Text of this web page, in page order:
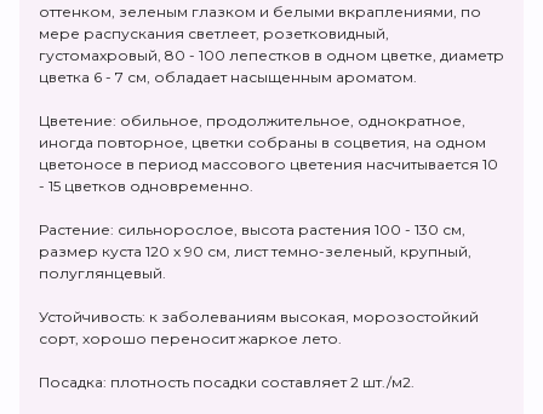
оттенком, зеленым глазком и белыми вкраплениями, по
мере распускания светлеет, розетковидный,
густомахровый, 80 - 100 лепестков в одном цветке, диаметр
цветка 6 - 7 см, обладает насыщенным ароматом.
Цветение: обильное, продолжительное, однократное,
иногда повторное, цветки собраны в соцветия, на одном
цветоносе в период массового цветения насчитывается 10
- 15 цветков одновременно.
Растение: сильнорослое, высота растения 100 - 130 см,
размер куста 120 х 90 см, лист темно-зеленый, крупный,
полуглянцевый.
Устойчивость: к заболеваниям высокая, морозостойкий
сорт, хорошо переносит жаркое лето.
Посадка: плотность посадки составляет 2 шт./м2.